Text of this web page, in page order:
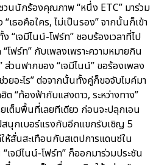
วนนักร้องคุณภาพ “หนึ่ง ETC” มาร่วม
เธอคือใคร, ไม่เป็นรอง” จากนั้นก็เข้า
“เจมีไนน์-โฟร์ท” ชอบร้องเวลาที่ไป
“โฟร์ท” กับเพลงเพราะความหมายกิน
ส่วนฟากของ “เจมีไนน์” ขอร้องเพลง
ยอะไร” ต่อจากนั้นทั้งคู่ก็ขอจับไมค์มา
“ท้องฟ้ากับแสงดาว, ระหว่างทาง”
เต็มพื้นที่เลยทีเดียว ก่อนจะปลุกเอน
นุกเบอร์แรงกับอีกแขกรับเชิญ 5
ห้สั่นสะเทือนกับสเตปการแดนซ์ใน
เจมีไนน์-โฟร์ท” ก็ออกมาร่วมประชัน